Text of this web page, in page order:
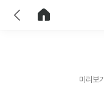
미리보기